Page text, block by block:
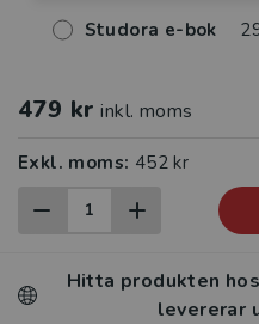
Studora e-bok
479 kr inkl. moms
Exkl. moms: 452 kr
Hitta produkten
levererar